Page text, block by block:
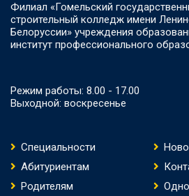
Филиал «Гомельский
строительный колледж имени
Белоруссии» учреждения
институт профессионального
Режим работы: 8.00 - 17.00
Выходной: воскресенье
Специальности
Абитуриентам
Родителям